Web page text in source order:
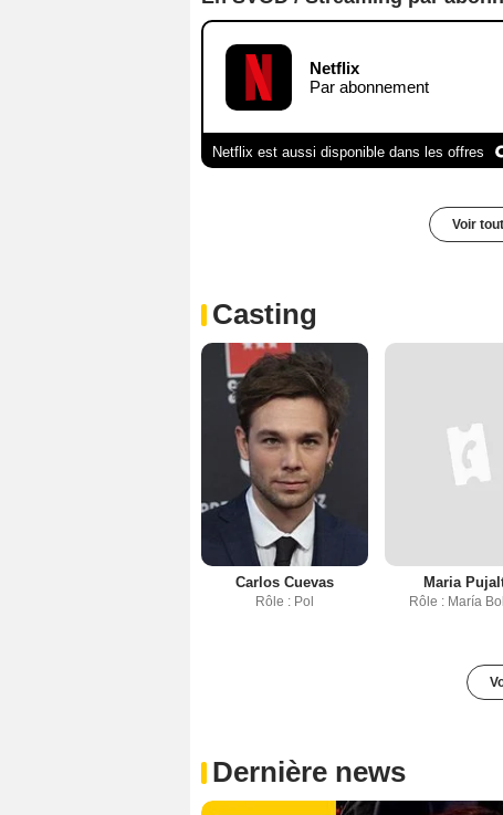
Netflix
Par abonnement
Netflix est aussi disponible dans les offres
Voir
Casting
Carlos Cuevas
Rôle : Pol
Maria
Rôle : María
Dernière news